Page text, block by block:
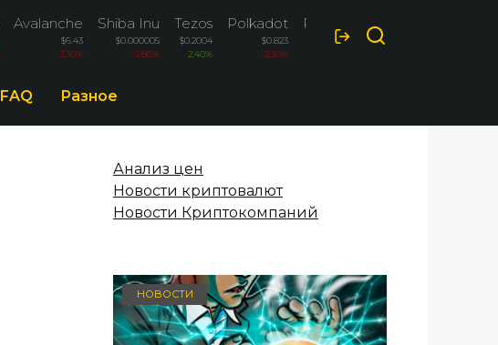
Avalanche
$6.43
-3.10%
Shiba Inu
$0.000005
-2.80%
Tezos
$0.2004
2.40%
Polkadot
$0.823
-2.30%
Ripple
$1.028
FAQ Разное
Анализ цен
Новости криптовалют
Новости Криптокомпаний
НОВОСТИ